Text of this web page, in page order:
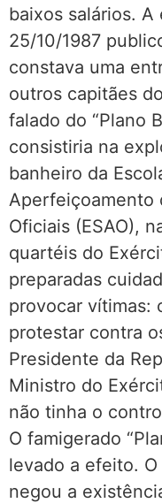
baixos salários.
25/10/1987
constava uma
outros capitães
falado do “Plano
consistiria na
banheiro da
Aperfeiçoamento
Oficiais (ESAO),
quartéis do
preparadas
provocar vítimas:
protestar contra
Presidente da
Ministro do
não tinha o
O famigerado
levado a efeito.
negou a